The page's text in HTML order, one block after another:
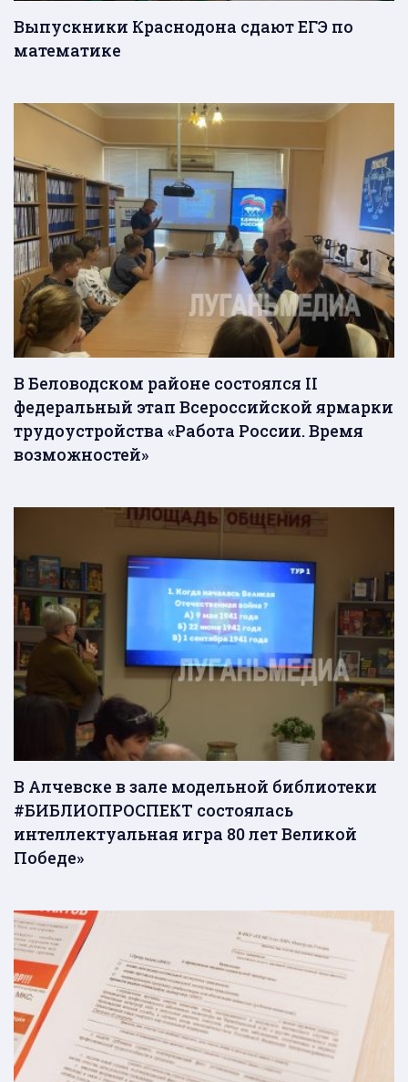
Выпускники Краснодона сдают ЕГЭ по
математике
В Беловодском районе состоялся II
федеральный этап Всероссийской ярмарки
трудоустройства «Работа России. Время
возможностей»
В Алчевске в зале модельной библиотеки
#БИБЛИОПРОСПЕКТ состоялась
интеллектуальная игра 80 лет Великой
Победе»